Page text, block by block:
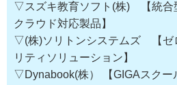
▽スズキ教育ソフト(株) 【統合
クラウド対応製品】
▽(株)ソリトンシステムズ 【ゼ
リティソリューション】
▽Dynabook(株） 【GIGAスクー